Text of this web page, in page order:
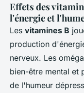
Effets des
l'énergie et
Les vitamines B
production
nerveux. Les
bien-être mental et
de l'humeur